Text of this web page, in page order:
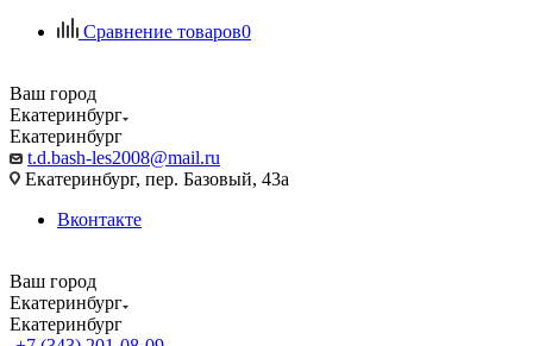
Сравнение товаров0
Ваш город
Екатеринбург
Екатеринбург
t.d.bash-les2008@mail.ru
Екатеринбург, пер. Базовый, 43а
Вконтакте
Ваш город
Екатеринбург
Екатеринбург